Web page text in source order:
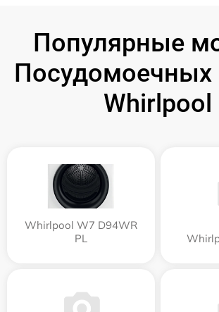
Популярные
Whirlpool
Whirlpool W7 D94WR
PL